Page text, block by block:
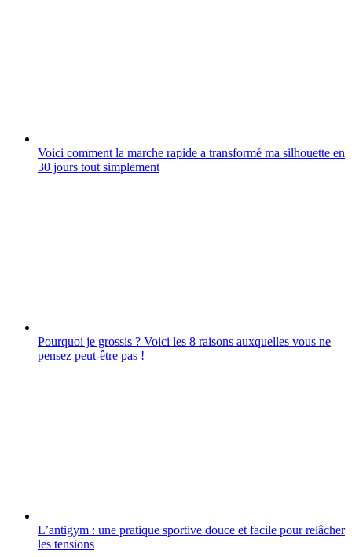
Voici comment la marche rapide a transformé ma silhouette en
30 jours tout simplement
Pourquoi je grossis ? Voici les 8 raisons auxquelles vous ne
pensez peut-être pas !
L’antigym : une pratique sportive douce et facile pour relâcher
les tensions